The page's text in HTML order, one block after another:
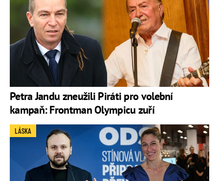
Petra Jandu zneužili Piráti pro volební
kampaň: Frontman Olympicu zuří
LÁSKA